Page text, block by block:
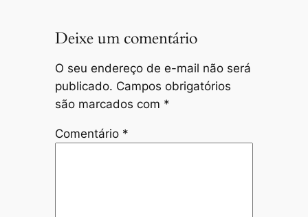
Deixe um comentário
O seu endereço de e-mail não será
publicado. Campos obrigatórios
são marcados com *
Comentário *